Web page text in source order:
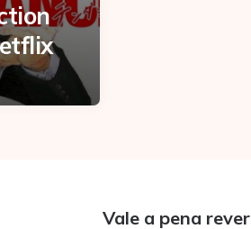
Vale a pena rever